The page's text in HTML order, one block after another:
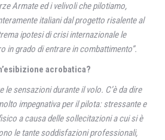
Armate ed i velivoli che pilotiamo,
italiani dal progetto risalente al
ipotesi di crisi internazionale le
in grado di entrare in combattimento”.
acrobatica?
le sensazioni durante il volo. C’è da dire
impegnativa per il pilota: stressante e
a causa delle sollecitazioni a cui si è
le tante soddisfazioni professionali,